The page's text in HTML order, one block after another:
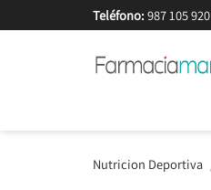
Teléfono: 987 105 920
Nutricion Deportiva